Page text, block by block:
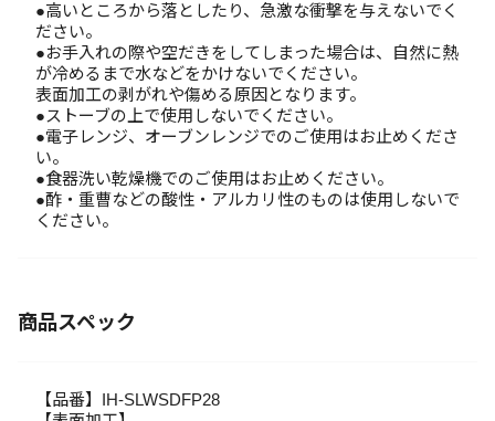
●高いところから落としたり、急激な衝撃を与えないでく
ださい。
●お手入れの際や空だきをしてしまった場合は、自然に熱
が冷めるまで水などをかけないでください。
表面加工の剥がれや傷める原因となります。
●ストーブの上で使用しないでください。
●電子レンジ、オーブンレンジでのご使用はお止めくださ
い。
●食器洗い乾燥機でのご使用はお止めください。
●酢・重曹などの酸性・アルカリ性のものは使用しないで
ください。
商品スペック
【品番】IH-SLWSDFP28